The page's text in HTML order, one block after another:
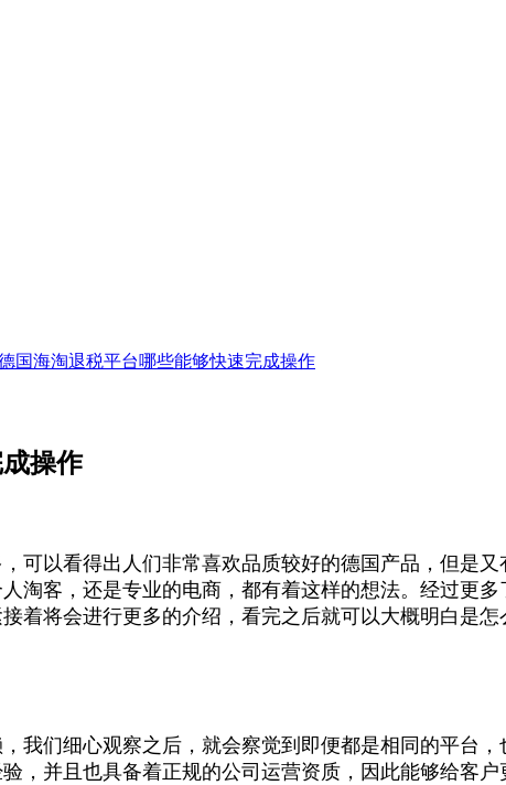
国海淘退税平台哪些能够快速完成操作
操作
可以看得出人们非常喜欢品质较好的德国产品，但是
淘客，还是专业的电商，都有着这样的想法。经过更
着将会进行更多的介绍，看完之后就可以大概明白是怎
我们细心观察之后，就会察觉到即便都是相同的平台
，并且也具备着正规的公司运营资质，因此能够给客